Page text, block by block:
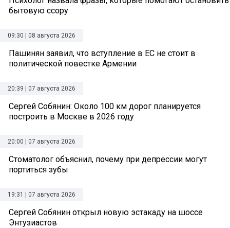
бытовую ссору
09:30 | 08 августа 2026
Пашинян заявил, что вступление в ЕС не стоит в
политической повестке Армении
20:39 | 07 августа 2026
Сергей Собянин: Около 100 км дорог планируется
построить в Москве в 2026 году
20:00 | 07 августа 2026
Стоматолог объяснил, почему при депрессии могут
портиться зубы
19:31 | 07 августа 2026
Сергей Собянин открыл новую эстакаду на шоссе
Энтузиастов